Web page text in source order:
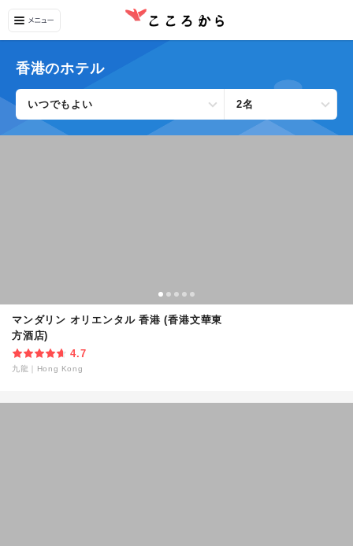
香港のホテル
いつでもよい 2名
マンダリン オリエンタル 香港 (香港文華東
方酒店)
4.7
九龍 Hong Kong